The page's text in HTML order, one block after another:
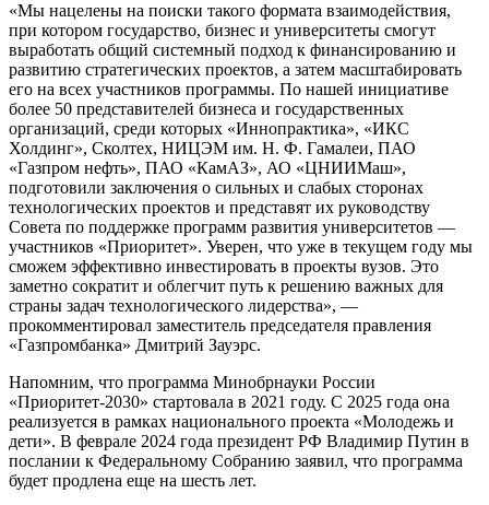
«Мы нацелены на поиски такого формата взаимодействия,
при котором государство, бизнес и университеты смогут
выработать общий системный подход к финансированию и
развитию стратегических проектов, а затем масштабировать
его на всех участников программы. По нашей инициативе
более 50 представителей бизнеса и государственных
организаций, среди которых «Иннопрактика», «ИКС
Холдинг», Сколтех, НИЦЭМ им. Н. Ф. Гамалеи, ПАО
«Газпром нефть», ПАО «КамАЗ», АО «ЦНИИМаш»,
подготовили заключения о сильных и слабых сторонах
технологических проектов и представят их руководству
Совета по поддержке программ развития университетов —
участников «Приоритет». Уверен, что уже в текущем году мы
сможем эффективно инвестировать в проекты вузов. Это
заметно сократит и облегчит путь к решению важных для
страны задач технологического лидерства», —
прокомментировал заместитель председателя правления
«Газпромбанка» Дмитрий Зауэрс.
Напомним, что программа Минобрнауки России
«Приоритет-2030» стартовала в 2021 году. С 2025 года она
реализуется в рамках национального проекта «Молодежь и
дети». В феврале 2024 года президент РФ Владимир Путин в
послании к Федеральному Собранию заявил, что программа
будет продлена еще на шесть лет.